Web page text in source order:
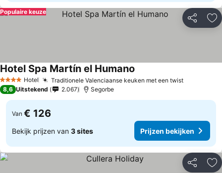
Delen
Populaire keuze
4 SterrenHotel Traditionele Valenciaanse keuken met een twist
Hotel Spa Martín el Humano
8,6 Uitstekend 2.067 Segorbe
Van € 126
Bekijk prijzen van 3 sites Prijzen bekijken
Delen